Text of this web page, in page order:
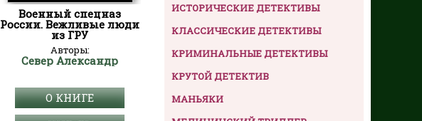
Военный спецназ
России. Вежливые люди
из ГРУ
Авторы:
Север Александр
О КНИГЕ
ИСТОРИЧЕСКИЕ ДЕТЕКТИВЫ
КЛАССИЧЕСКИЕ ДЕТЕКТИВЫ
КРИМИНАЛЬНЫЕ ДЕТЕКТИВЫ
КРУТОЙ ДЕТЕКТИВ
МАНЬЯКИ